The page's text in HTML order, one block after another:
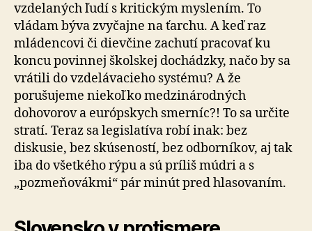
vzdelaných ľudí s kritickým myslením. To
vládam býva zvyčajne na ťarchu. A keď raz
mládencovi či dievčine zachutí pracovať ku
koncu povinnej školskej dochádzky, načo by sa
vrátili do vzdelávacieho systému? A že
porušujeme niekoľko medzinárodných
dohovorov a európskych smerníc?! To sa určite
stratí. Teraz sa legislatíva robí inak: bez
diskusie, bez skúseností, bez odborníkov, aj tak
iba do všetkého rýpu a sú príliš múdri a s
„pozmeňovákmi“ pár minút pred hlasovaním.